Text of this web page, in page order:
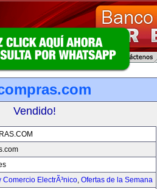
Vendido!
Comercio ElectrÃ³nico, Ofertas de la Semana